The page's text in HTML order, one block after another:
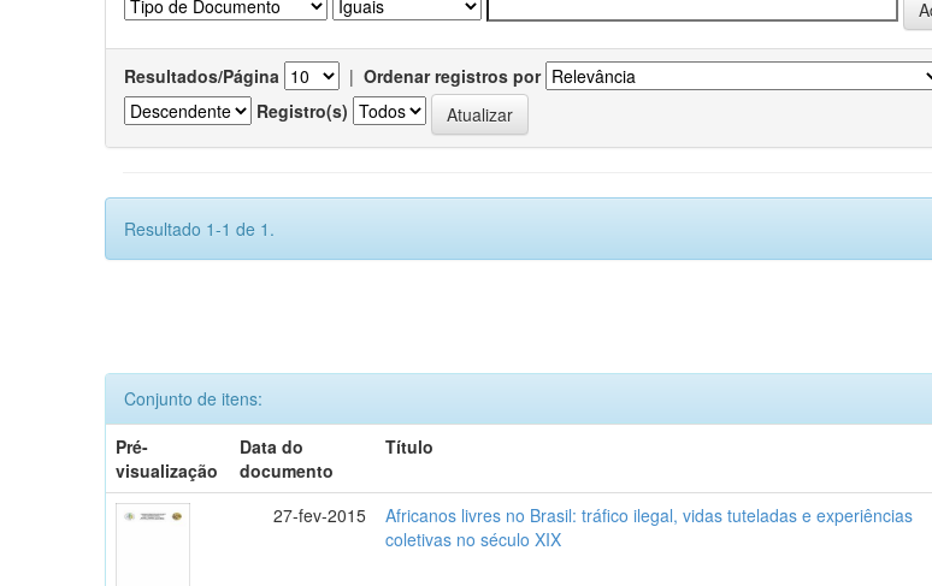
Resultados/Página | Ordenar registros por
Registro(s)
Resultado 1-1 de 1.
Conjunto de itens:
Pré-
visualização
Data do
documento
Título
27-fev-2015
Africanos livres no Brasil: tráfico ilegal, vidas tuteladas e experiências
coletivas no século XIX